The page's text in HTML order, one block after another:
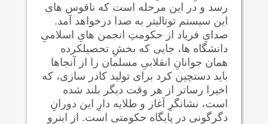
رسد و در این مرحله است که ناقوس های
این سیستم توتالیتر به صدا درخواهد آمد.
صدایِ فریاد از حکومتِ انجمن هایِ اسلامیِ
دانشگاه ها، جایی که بخشِ تحصیلکرده
همان جوانانِ انقلابیِ مسلمان را از آنجاها
باید دستچین کرد برای تولید کادر سازی، که
اخیرا رساتر از هر وقت دیگر بلند شده
است، نشانگرِ آغاز و طلایه دارِ این دورانِ
دگرگونی در پایگاه حکومتی است. از اینرو